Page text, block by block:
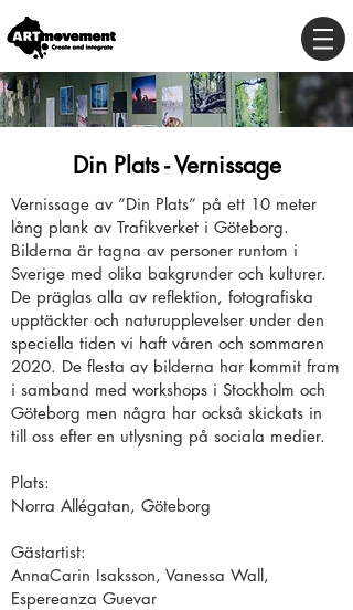
Din Plats - Vernissage
Vernissage av ”Din Plats” på ett 10 meter
lång plank av Trafikverket i Göteborg.
Bilderna är tagna av personer runtom i
Sverige med olika bakgrunder och kulturer.
De präglas alla av reflektion, fotografiska
upptäckter och naturupplevelser under den
speciella tiden vi haft våren och sommaren
2020. De flesta av bilderna har kommit fram
i samband med workshops i Stockholm och
Göteborg men några har också skickats in
till oss efter en utlysning på sociala medier.
Plats:
Norra Allégatan, Göteborg
Gästartist:
AnnaCarin Isaksson, Vanessa Wall,
Espereanza Guevar